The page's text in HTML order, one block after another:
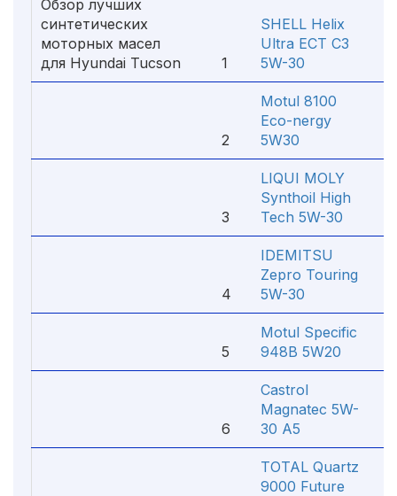
Обзор лучших
синтетических
моторных масел
для Hyundai Tucson
1
SHELL Helix
Ultra ECT C3
5W-30
2
Motul 8100
Eco-nergy
5W30
3
LIQUI MOLY
Synthoil High
Tech 5W-30
4
IDEMITSU
Zepro Touring
5W-30
5
Motul Specific
948B 5W20
6
Castrol
Magnatec 5W-
30 A5
TOTAL Quartz
9000 Future